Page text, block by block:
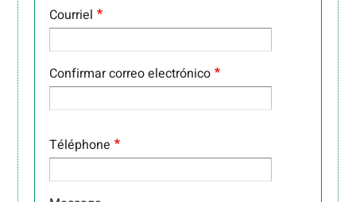
COURRIEL
Courriel
Confirmar correo electrónico
Téléphone